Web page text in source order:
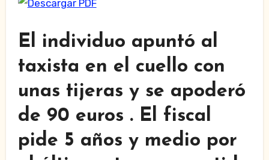
El individuo apuntó al
taxista en el cuello con
unas tijeras y se apoderó
de 90 euros . El fiscal
pide 5 años y medio por